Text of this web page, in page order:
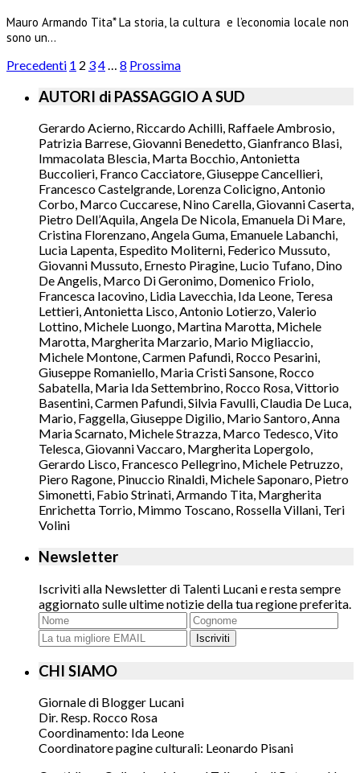
Mauro Armando Tita* La storia, la cultura e l’economia locale non
sono un…
Precedenti 1 2 34… 8 Prossima
AUTORI di PASSAGGIO A SUD
Gerardo Acierno, Riccardo Achilli, Raffaele Ambrosio,
Patrizia Barrese, Giovanni Benedetto, Gianfranco Blasi,
Immacolata Blescia, Marta Bocchio, Antonietta
Buccolieri, Franco Cacciatore, Giuseppe Cancellieri,
Francesco Castelgrande, Lorenza Colicigno, Antonio
Corbo, Marco Cuccarese, Nino Carella, Giovanni Caserta,
Pietro Dell’Aquila, Angela De Nicola, Emanuela Di Mare,
Cristina Florenzano, Angela Guma, Emanuele Labanchi,
Lucia Lapenta, Espedito Moliterni, Federico Mussuto,
Giovanni Mussuto, Ernesto Piragine, Lucio Tufano, Dino
De Angelis, Marco Di Geronimo, Domenico Friolo,
Francesca Iacovino, Lidia Lavecchia, Ida Leone, Teresa
Lettieri, Antonietta Lisco, Antonio Lotierzo, Valerio
Lottino, Michele Luongo, Martina Marotta, Michele
Marotta, Margherita Marzario, Mario Migliaccio,
Michele Montone, Carmen Pafundi, Rocco Pesarini,
Giuseppe Romaniello, Maria Cristi Sansone, Rocco
Sabatella, Maria Ida Settembrino, Rocco Rosa, Vittorio
Basentini, Carmen Pafundi, Silvia Favulli, Claudia De Luca,
Mario, Faggella, Giuseppe Digilio, Mario Santoro, Anna
Maria Scarnato, Michele Strazza, Marco Tedesco, Vito
Telesca, Giovanni Vaccaro, Margherita Lopergolo,
Gerardo Lisco, Francesco Pellegrino, Michele Petruzzo,
Piero Ragone, Pinuccio Rinaldi, Michele Saponaro, Pietro
Simonetti, Fabio Strinati, Armando Tita, Margherita
Enrichetta Torrio, Mimmo Toscano, Rossella Villani, Teri
Volini
Newsletter
Iscriviti alla Newsletter di Talenti Lucani e resta sempre
aggiornato sulle ultime notizie della tua regione preferita.
Iscriviti
CHI SIAMO
Giornale di Blogger Lucani
Dir. Resp. Rocco Rosa
Coordinamento: Ida Leone
Coordinatore pagine culturali: Leonardo Pisani